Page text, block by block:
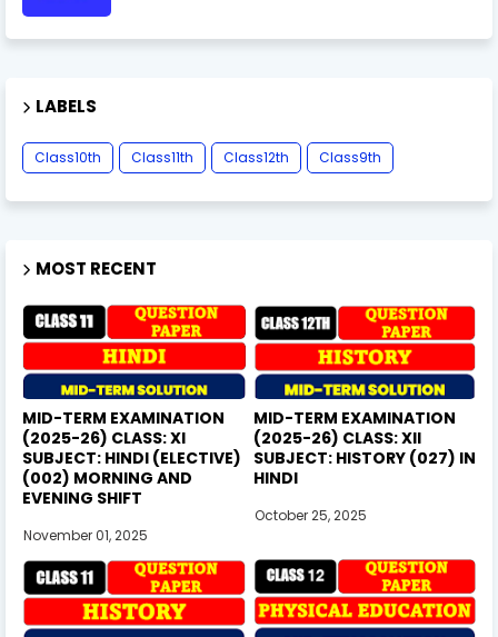
LABELS
Class10th Class11th Class12th Class9th
MOST RECENT
MID-TERM EXAMINATION
(2025-26) CLASS: XI
SUBJECT: HINDI (ELECTIVE)
(002) MORNING AND
EVENING SHIFT
November 01, 2025
MID-TERM EXAMINATION
(2025-26) CLASS: XII
SUBJECT: HISTORY (027) IN
HINDI
October 25, 2025